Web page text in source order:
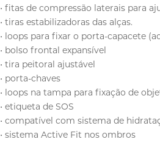
• fitas de compressão laterais para
• tiras estabilizadoras das alças.
• loops para fixar o porta-capacete
• bolso frontal expansível
• tira peitoral ajustável
• porta-chaves
• loops na tampa para fixação de
• etiqueta de SOS
• compatível com sistema de
• sistema Active Fit nos ombros